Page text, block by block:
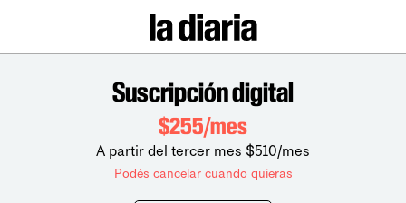
Suscripción digital
$255/mes
A partir del tercer mes $510/mes
Podés cancelar cuando quieras